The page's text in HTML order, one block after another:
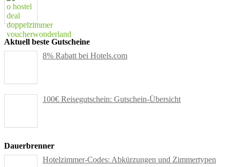
Aktuell beste Gutscheine
8% Rabatt bei Hotels.com
100€ Reisegutschein: Gutschein-Übersicht
Dauerbrenner
Hotelzimmer-Codes: Abkürzungen und Zimmertypen